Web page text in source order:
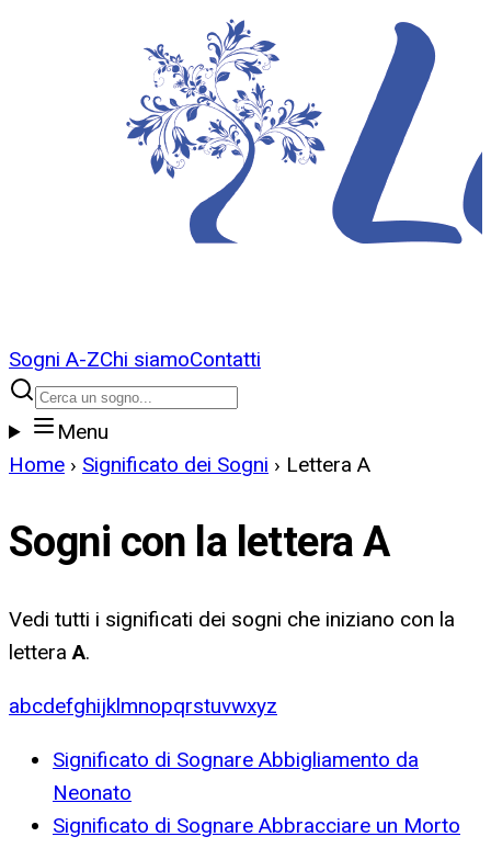
Sogni A-ZChi siamoContatti
Menu
Home › Significato dei Sogni › Lettera A
Sogni con la letteraA
Vedi tutti i significati dei sogni che iniziano con la
letteraA.
abcdefghijklmnopqrstuvwxyz
Significato di Sognare Abbigliamento da
Neonato
Significato di Sognare Abbracciare un Morto